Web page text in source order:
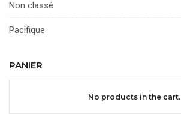
Non classé
Pacifique
PANIER
No products in the cart.